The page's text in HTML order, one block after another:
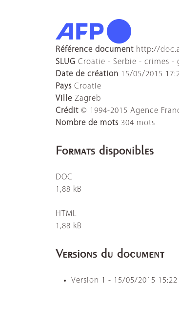
Référence document http://
SLUG Croatie - Serbie - crimes
Date de création 15/05/2015
Pays Croatie
Ville Zagreb
Crédit © 1994-2015 Agence
Nombre de mots 304 mots
Formats disponibles
DOC
1,88 kB
HTML
1,88 kB
Versions du document
Version 1 - 15/05/2015 15:22